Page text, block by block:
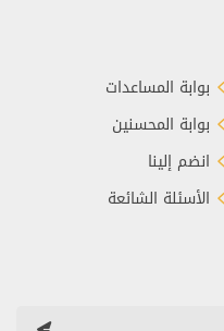
بوابة المساعدات
بوابة المحسنين
انضم إلينا
الأسئلة الشائعة